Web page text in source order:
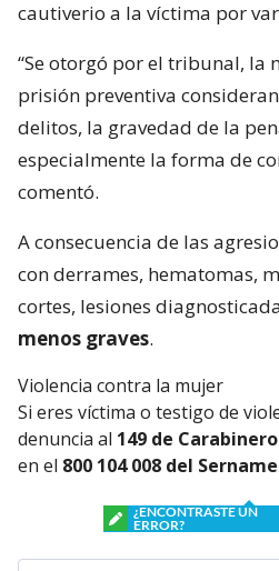
cautiverio a la víctima por
“Se otorgó por el tribunal, la
prisión preventiva
delitos, la gravedad de la
especialmente la forma de
comentó.
A consecuencia de las
con derrames, hematomas,
cortes, lesiones
menos graves.
Violencia contra la mujer
Si eres víctima o testigo de
denuncia al 149 de
en el 800 104 008 del
¿ENCONTRASTE UN
ERROR?